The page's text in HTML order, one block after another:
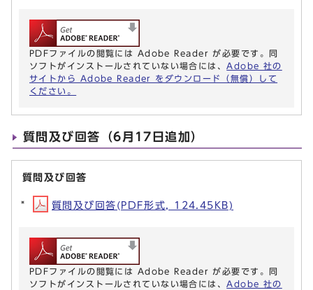
PDFファイルの閲覧には Adobe Reader が必要です。同
ソフトがインストールされていない場合には、 Adobe 社の
サイトから Adobe Reader をダウンロード（無償）して
ください。
質問及び回答（6月17日追加）
質問及び回答
質問及び回答(PDF形式, 124.45KB)
PDFファイルの閲覧には Adobe Reader が必要です。同
ソフトがインストールされていない場合には、 Adobe 社の